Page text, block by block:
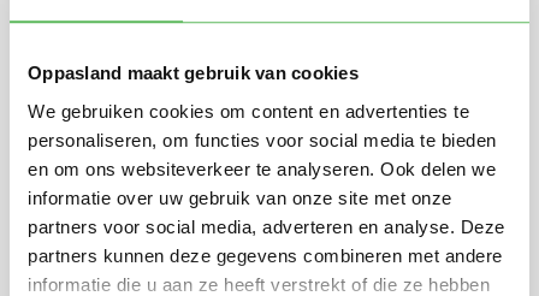
Oppasland maakt gebruik van cookies
We gebruiken cookies om content en advertenties te
personaliseren, om functies voor social media te bieden
en om ons websiteverkeer te analyseren. Ook delen we
informatie over uw gebruik van onze site met onze
partners voor social media, adverteren en analyse. Deze
partners kunnen deze gegevens combineren met andere
informatie die u aan ze heeft verstrekt of die ze hebben
Stuur mij nieuwe profielen in mijn omgeving per
e-mail
Door te registreren ga je akkoord met deAlgemene
voorwaardenvan Oppasland.